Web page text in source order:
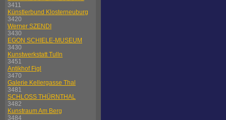
3411
Künstlerbund Klosterneuburg
3420
Werner SZENDI
3430
EGON SCHIELE-MUSEUM
3430
Kunstwerkstatt Tulln
3451
Antikhof Figl
3470
Galerie Kellergasse Thal
3481
SCHLOSS THÜRNTHAL
3482
Kunstraum Am Berg
3484